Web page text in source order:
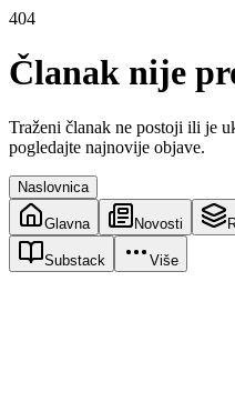
404
Članak nije
Traženi članak ne postoji ili je
pogledajte najnovije objave.
Naslovnica
Glavna Novosti
Substack Više